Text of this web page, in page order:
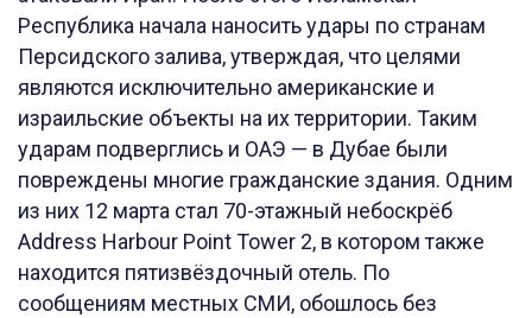
Республика начала наносить удары по странам
Персидского залива, утверждая, что целями
являются исключительно американские и
израильские объекты на их территории. Таким
ударам подверглись и ОАЭ — в Дубае были
повреждены многие гражданские здания. Одним
из них 12 марта стал 70-этажный небоскрёб
Address Harbour Point Tower 2, в котором также
находится пятизвёздочный отель. По
сообщениям местных СМИ, обошлось без